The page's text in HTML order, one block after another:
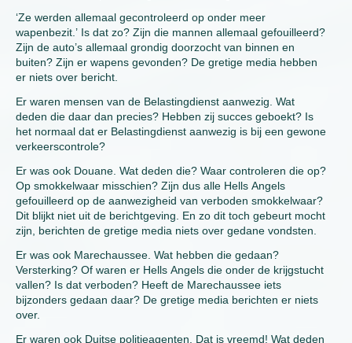
‘Ze werden allemaal gecontroleerd op onder meer
wapenbezit.’ Is dat zo? Zijn die mannen allemaal gefouilleerd?
Zijn de auto’s allemaal grondig doorzocht van binnen en
buiten? Zijn er wapens gevonden? De gretige media hebben
er niets over bericht.
Er waren mensen van de Belastingdienst aanwezig. Wat
deden die daar dan precies? Hebben zij succes geboekt? Is
het normaal dat er Belastingdienst aanwezig is bij een gewone
verkeerscontrole?
Er was ook Douane. Wat deden die? Waar controleren die op?
Op smokkelwaar misschien? Zijn dus alle Hells Angels
gefouilleerd op de aanwezigheid van verboden smokkelwaar?
Dit blijkt niet uit de berichtgeving. En zo dit toch gebeurt mocht
zijn, berichten de gretige media niets over gedane vondsten.
Er was ook Marechaussee. Wat hebben die gedaan?
Versterking? Of waren er Hells Angels die onder de krijgstucht
vallen? Is dat verboden? Heeft de Marechaussee iets
bijzonders gedaan daar? De gretige media berichten er niets
over.
Er waren ook Duitse politieagenten. Dat is vreemd! Wat deden